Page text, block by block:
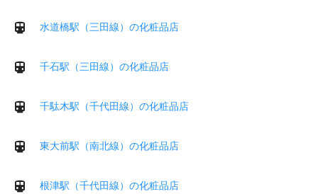
水道橋駅（三田線）の化粧品店
千石駅（三田線）の化粧品店
千駄木駅（千代田線）の化粧品店
東大前駅（南北線）の化粧品店
根津駅（千代田線）の化粧品店